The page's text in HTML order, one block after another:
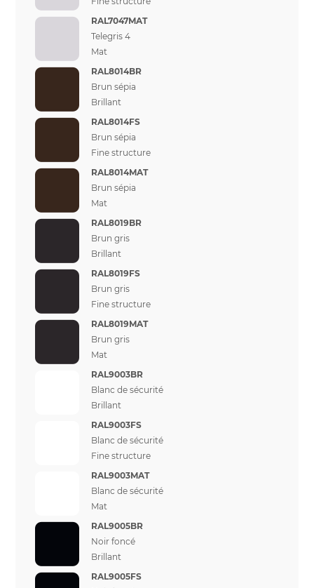
RAL7047MAT
Telegris 4
Mat
RAL8014BR
Brun sépia
Brillant
RAL8014FS
Brun sépia
Fine structure
RAL8014MAT
Brun sépia
Mat
RAL8019BR
Brun gris
Brillant
RAL8019FS
Brun gris
Fine structure
RAL8019MAT
Brun gris
Mat
RAL9003BR
Blanc de sécurité
Brillant
RAL9003FS
Blanc de sécurité
Fine structure
RAL9003MAT
Blanc de sécurité
Mat
RAL9005BR
Noir foncé
Brillant
RAL9005FS